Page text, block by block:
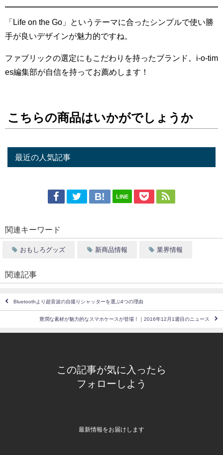
「Life on the Go」というテーマに合ったシンプルで使い勝
手が良いデザインが魅力的ですね。
ファブリックの選定にもこだわりを持ったブランド。i-o-tim
es編集部が自信を持ってお薦めします！
こちらの商品はいかがでしょうか
最近の人気記事
LINE
関連キーワード
おもしろグッズ 新商品情報 業界情報
関連記事
Bluetoothより超音波の自撮りシャッターを選ぶ4つの理由
豊潤な素材が魅力的なスマホケースが登場！｜2016年12月1週目のニュース
この記事が気に入ったら
フォローしよう
最新情報をお届けします